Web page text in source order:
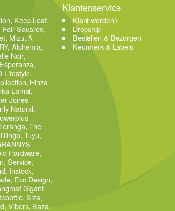
, Keep Leaf,
, Fair Squared,
, Mizu, A
, Alchemia,
Noir,
Esperanza,
Lifestyle,
, Hinza,
Lamai,
Jones,
Natural,
,
, The
Tilingo, Tuyu,
Hardware,
, Service,
, Instock,
, Eco Design,
Gigant,
, Siza,
, Vibers, Baza,
Klantenservice
Klant worden?
Dropship
Bestellen & Bezorgen
Keurmerk & Labels